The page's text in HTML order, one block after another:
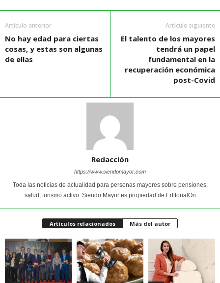
Artículo anterior
No hay edad para ciertas
cosas, y estas son algunas
de ellas
Artículo siguiente
El talento de los mayores
tendrá un papel
fundamental en la
recuperación económica
post-Covid
Redacción
https://www.siendomayor.com
Toda las noticias de actualidad para personas mayores sobre pensiones,
salud, turismo activo. Siendo Mayor es propiedad de EditorialOn
Artículos relacionados Más del autor